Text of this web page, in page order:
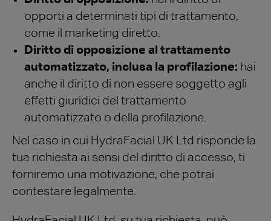
opporti a determinati tipi di trattamento,
come il marketing diretto.
Diritto di opposizione al trattamento
automatizzato, inclusa la profilazione: hai
anche il diritto di non essere soggetto agli
effetti giuridici del trattamento
automatizzato o della profilazione.
Nel caso in cui HydraFacial UK Ltd risponde la
tua richiesta ai sensi del diritto di accesso, ti
forniremo una motivazione, che potrai
contestare legalmente.